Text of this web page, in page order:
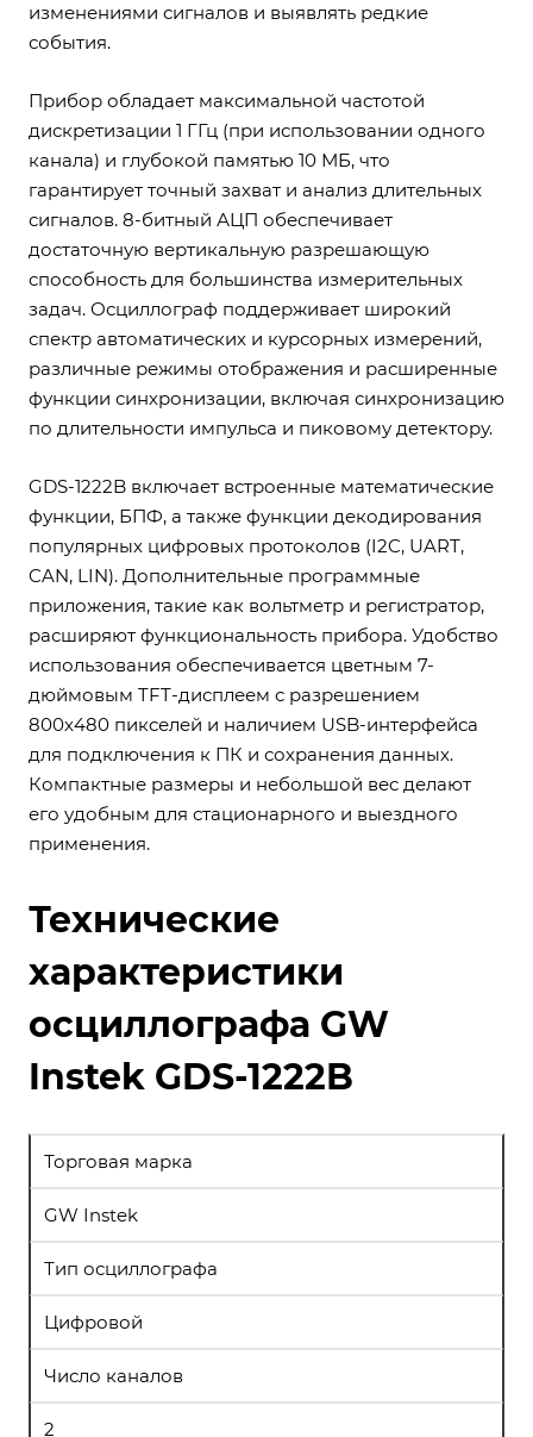
изменениями сигналов и выявлять редкие
события.
Прибор обладает максимальной частотой
дискретизации 1 ГГц (при использовании одного
канала) и глубокой памятью 10 МБ, что
гарантирует точный захват и анализ длительных
сигналов. 8-битный АЦП обеспечивает
достаточную вертикальную разрешающую
способность для большинства измерительных
задач. Осциллограф поддерживает широкий
спектр автоматических и курсорных измерений,
различные режимы отображения и расширенные
функции синхронизации, включая синхронизацию
по длительности импульса и пиковому детектору.
GDS-1222B включает встроенные математические
функции, БПФ, а также функции декодирования
популярных цифровых протоколов (I2C, UART,
CAN, LIN). Дополнительные программные
приложения, такие как вольтметр и регистратор,
расширяют функциональность прибора. Удобство
использования обеспечивается цветным 7-
дюймовым TFT-дисплеем с разрешением
800х480 пикселей и наличием USB-интерфейса
для подключения к ПК и сохранения данных.
Компактные размеры и небольшой вес делают
его удобным для стационарного и выездного
применения.
Технические
характеристики
осциллографа GW
Instek GDS-1222B
Торговая марка
GW Instek
Тип осциллографа
Цифровой
Число каналов
2